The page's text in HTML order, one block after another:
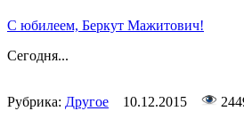
С юбилеем, Беркут Мажитович!
Сегодня...
Рубрика: Другое 10.12.2015